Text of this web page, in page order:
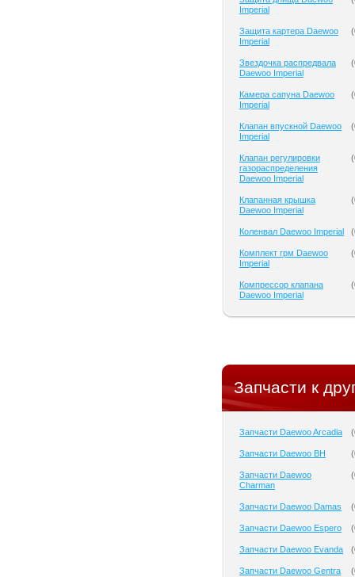
Imperial
Защита картера Daewoo
Imperial
(
Звездочка распредвала
Daewoo Imperial
(
Камера сапуна Daewoo
Imperial
(
Клапан впускной Daewoo
Imperial
(
Клапан регулировки
газораспределения
Daewoo Imperial
(
Клапанная крышка
Daewoo Imperial
(
Коленвал Daewoo Imperial (
Комплект грм Daewoo
Imperial
(
Компрессор клапана
Daewoo Imperial
(
Запчасти к
Запчасти Daewoo Arcadia (
Запчасти Daewoo BH (
Запчасти Daewoo
Charman
(
Запчасти Daewoo Damas (
Запчасти Daewoo Espero (
Запчасти Daewoo Evanda (
Запчасти Daewoo Gentra (